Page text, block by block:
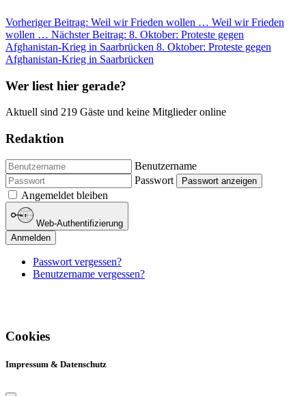
Vorheriger Beitrag: Weil wir Frieden wollen … Weil wir Frieden
wollen … Nächster Beitrag: 8. Oktober: Proteste gegen
Afghanistan-Krieg in Saarbrücken 8. Oktober: Proteste gegen
Afghanistan-Krieg in Saarbrücken
Wer liest hier gerade?
Aktuell sind 219 Gäste und keine Mitglieder online
Redaktion
Benutzername
Passwort
Passwort anzeigen
Angemeldet bleiben
Web-Authentifizierung
Anmelden
Passwort vergessen?
Benutzername vergessen?
Cookies
Impressum & Datenschutz